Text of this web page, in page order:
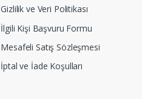
Gizlilik ve Veri Politikası
İlgili Kişi Başvuru Formu
Mesafeli Satış Sözleşmesi
İptal ve İade Koşulları